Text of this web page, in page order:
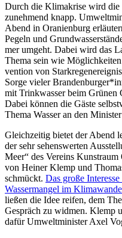
Durch die Kli­ma­krise wird die
zuneh­mend knapp.
Abend in Ora­ni­en­burg
Pegeln und
mer umgeht. Dabei wird das
Thema sein wie
ven­tion von
Sorge vie­ler
mit Trink­was­ser beim Grü­nen
Dabei kön­nen die Gäste
Thema Was­ser an den
Gleich­zei­tig bie­tet der Abend
der sehr sehens­wer­ten
Meer“ des Ver­eins
von Hei­ner Klemp und
schmückt. Das große
Was­ser­man­gel im
lie­ßen die Idee rei­fen, dem
Gespräch zu wid­men. Klemp
dafür Umwelt­mi­nis­ter Axel